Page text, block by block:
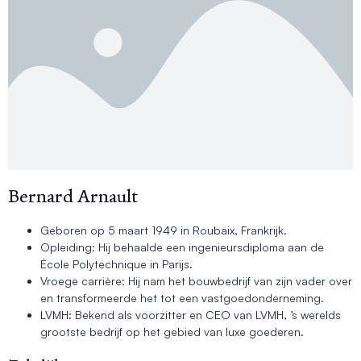
Bernard Arnault
Geboren op 5 maart 1949 in Roubaix, Frankrijk.
Opleiding: Hij behaalde een ingenieursdiploma aan de
École Polytechnique in Parijs.
Vroege carrière: Hij nam het bouwbedrijf van zijn vader over
en transformeerde het tot een vastgoedonderneming.
LVMH: Bekend als voorzitter en CEO van LVMH, ’s werelds
grootste bedrijf op het gebied van luxe goederen.